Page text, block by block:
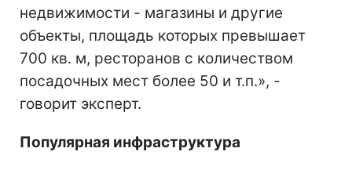
недвижимости - магазины и другие
объекты, площадь которых превышает
700 кв. м, ресторанов с количеством
посадочных мест более 50 и т.п.», -
говорит эксперт.
Популярная инфраструктура